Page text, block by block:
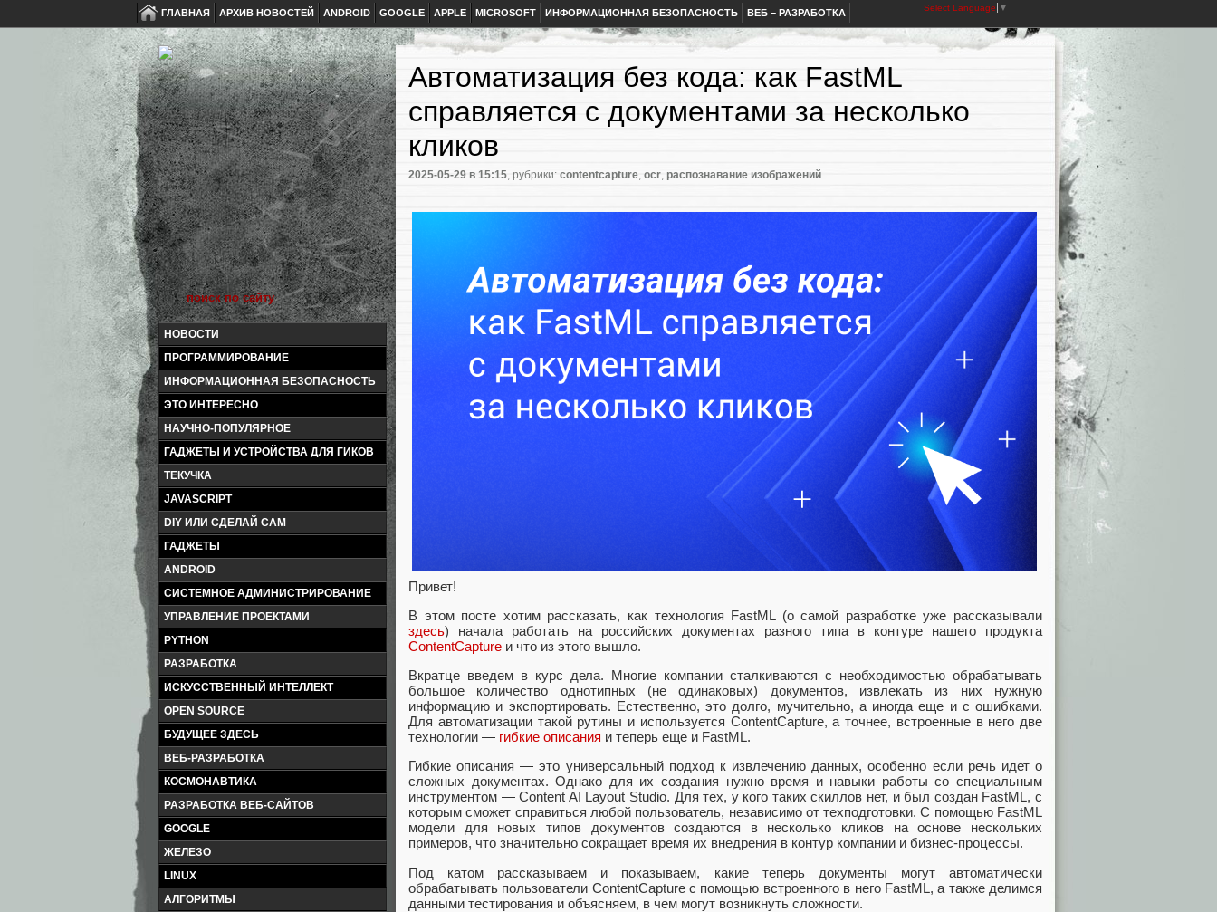
ГЛАВНАЯ АРХИВ НОВОСТЕЙ ANDROID GOOGLE APPLE MICROSOFT ИНФОРМАЦИОННАЯ БЕЗОПАСНОСТЬ ВЕБ – РАЗРАБОТКА Select Language ▼
НОВОСТИ
ПРОГРАММИРОВАНИЕ
ИНФОРМАЦИОННАЯ БЕЗОПАСНОСТЬ
ЭТО ИНТЕРЕСНО
НАУЧНО-ПОПУЛЯРНОЕ
ГАДЖЕТЫ И УСТРОЙСТВА ДЛЯ ГИКОВ
ТЕКУЧКА
JAVASCRIPT
DIY ИЛИ СДЕЛАЙ САМ
ГАДЖЕТЫ
ANDROID
СИСТЕМНОЕ АДМИНИСТРИРОВАНИЕ
УПРАВЛЕНИЕ ПРОЕКТАМИ
PYTHON
РАЗРАБОТКА
ИСКУССТВЕННЫЙ ИНТЕЛЛЕКТ
OPEN SOURCE
БУДУЩЕЕ ЗДЕСЬ
ВЕБ-РАЗРАБОТКА
КОСМОНАВТИКА
РАЗРАБОТКА ВЕБ-САЙТОВ
GOOGLE
ЖЕЛЕЗО
LINUX
АЛГОРИТМЫ
Автоматизация без кода: как FastML
справляется с документами за несколько
кликов
2025-05-29 в 15:15, рубрики: contentcapture, ocr, распознавание изображений
Привет!
В этом посте хотим рассказать, как технология FastML (о самой разработке уже рассказывали
здесь) начала работать на российских документах разного типа в контуре нашего продукта
ContentCapture и что из этого вышло.
Вкратце введем в курс дела. Многие компании сталкиваются с необходимостью обрабатывать
большое количество однотипных (не одинаковых) документов, извлекать из них нужную
информацию и экспортировать. Естественно, это долго, мучительно, а иногда еще и с ошибками.
Для автоматизации такой рутины и используется ContentCapture, а точнее, встроенные в него две
технологии — гибкие описания и теперь еще и FastML.
Гибкие описания — это универсальный подход к извлечению данных, особенно если речь идет о
сложных документах. Однако для их создания нужно время и навыки работы со специальным
инструментом — Content AI Layout Studio. Для тех, у кого таких скиллов нет, и был создан FastML, с
которым сможет справиться любой пользователь, независимо от техподготовки. С помощью FastML
модели для новых типов документов создаются в несколько кликов на основе нескольких
примеров, что значительно сокращает время их внедрения в контур компании и бизнес-процессы.
Под катом рассказываем и показываем, какие теперь документы могут автоматически
обрабатывать пользователи ContentCapture с помощью встроенного в него FastML, а также делимся
данными тестирования и объясняем, в чем могут возникнуть сложности.